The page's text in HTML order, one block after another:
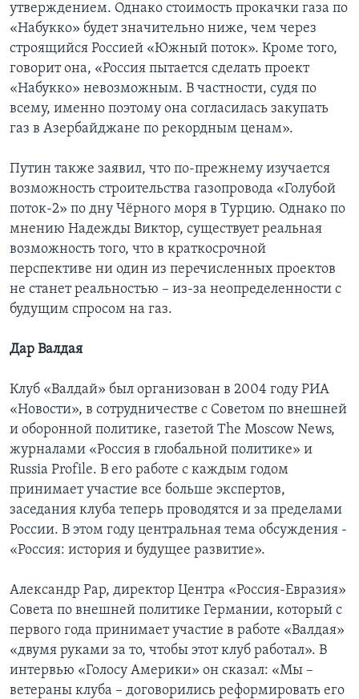
утверждением. Однако стоимость прокачки газа по
«Набукко» будет значительно ниже, чем через
строящийся Россией «Южный поток». Кроме того,
говорит она, «Россия пытается сделать проект
«Набукко» невозможным. В частности, судя по
всему, именно поэтому она согласилась закупать
газ в Азербайджане по рекордным ценам».
Путин также заявил, что по-прежнему изучается
возможность строительства газопровода «Голубой
поток-2» по дну Чёрного моря в Турцию. Однако по
мнению Надежды Виктор, существует реальная
возможность того, что в краткосрочной
перспективе ни один из перечисленных проектов
не станет реальностью – из-за неопределенности с
будущим спросом на газ.
Дар Валдая
Клуб «Валдай» был организован в 2004 году РИА
«Новости», в сотрудничестве с Советом по внешней
и оборонной политике, газетой The Moscow News,
журналами «Россия в глобальной политике» и
Russia Profile. В его работе с каждым годом
принимает участие все больше экспертов,
заседания клуба теперь проводятся и за пределами
России. В этом году центральная тема обсуждения -
«Россия: история и будущее развитие».
Александр Рар, директор Центра «Россия-Евразия»
Совета по внешней политике Германии, который с
первого года принимает участие в работе «Валдая»
«двумя руками за то, чтобы этот клуб работал». В
интервью «Голосу Америки» он сказал: «Мы –
ветераны клуба – договорились реформировать его